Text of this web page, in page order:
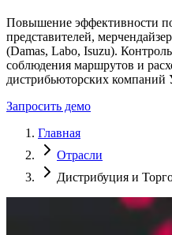
Повышение эффективности
представителей,
(Damas, Labo, Isuzu).
соблюдения маршрутов и
дистрибьюторских компаний
Запросить демо
Главная
Отрасли
Дистрибуция и